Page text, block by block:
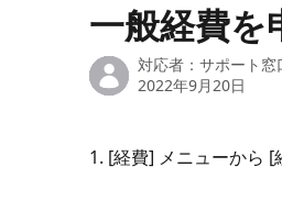
一般経費を
対応者： サポート窓
2022年9月20日
1. [経費] メニューから [